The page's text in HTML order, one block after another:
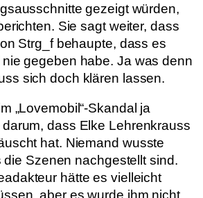
gezeigt würden,
Sie sagt weiter, dass
Strg_f behaupte, dass es
gegeben habe. Ja was denn
sich doch klären lassen.
„Lovemobil“-Skandal ja
dass Elke Lehrenkrauss
hat. Niemand wusste
die Szenen nachgestellt sind.
hätte es vielleicht